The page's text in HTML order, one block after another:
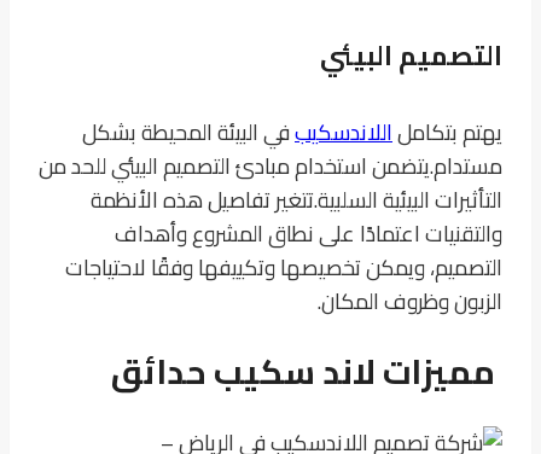
التصميم البيئي
يهتم بتكاملاللاندسكيبفي البيئة المحيطة بشكل
مستدام.يتضمن استخدام مبادئ التصميم البيئي للحد من
التأثيرات البيئية السلبية.تتغير تفاصيل هذه الأنظمة
والتقنيات اعتمادًا على نطاق المشروع وأهداف
التصميم، ويمكن تخصيصها وتكييفها وفقًا لاحتياجات
الزبون وظروف المكان.
مميزات لاند سكيب حدائق